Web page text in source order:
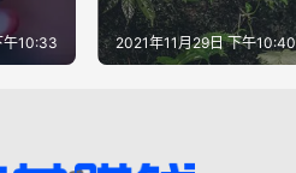
午10:33 2021年11月29日 下午10:40